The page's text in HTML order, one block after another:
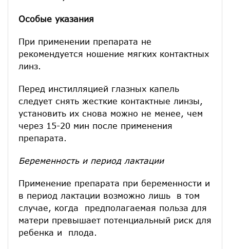
Особые указания
При применении препарата не
рекомендуется ношение мягких контактных
линз.
Перед инстилляцией глазных капель
следует снять жесткие контактные линзы,
установить их снова можно не менее, чем
через 15-20 мин после применения
препарата.
Беременность и период лактации
Применение препарата при беременности и
в период лактации возможно лишь в том
случае, когда предполагаемая польза для
матери превышает потенциальный риск для
ребенка и плода.